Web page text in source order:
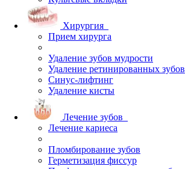
Хирургия
Прием хирурга
Удаление зубов мудрости
Удаление ретинированных зубов
Синус-лифтинг
Удаление кисты
Лечение зубов
Лечение кариеса
Пломбирование зубов
Герметизация фиссур